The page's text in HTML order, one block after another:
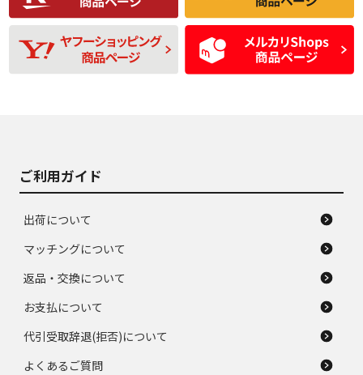
D
使用感や目立つ傷が
あり、一般的な中古
品
D
残り溝も少なく、偏
磨耗がみられ、短期
間使用できるくらい
の中古品
ご利用ガイド
出荷について
マッチングについて
返品・交換について
お支払について
代引受取辞退(拒否)について
よくあるご質問